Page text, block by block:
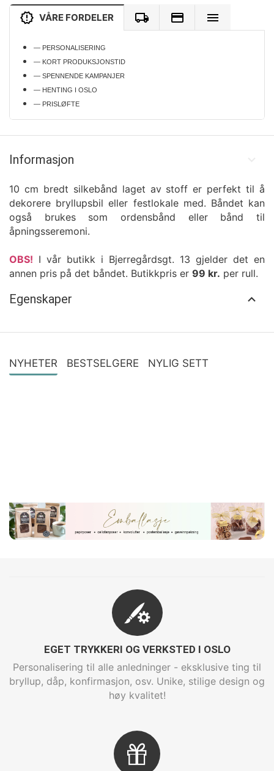
VÅRE FORDELER
— PERSONALISERING
— KORT PRODUKSJONSTID
— SPENNENDE KAMPANJER
— HENTING I OSLO
— PRISLØFTE
Informasjon
10 cm bredt silkebånd laget av stoff er perfekt til å
dekorere bryllupsbil eller festlokale med. Båndet kan
også brukes som ordensbånd eller bånd til
åpningsseremoni.
OBS! I vår butikk i Bjerregårdsgt. 13 gjelder det en
annen pris på det båndet. Butikkpris er 99 kr. per rull.
Egenskaper
NYHETER BESTSELGERE NYLIG SETT
EGET TRYKKERI OG VERKSTED I OSLO
Personalisering til alle anledninger - eksklusive ting til
bryllup, dåp, konfirmasjon, osv. Unike, stilige design og
høy kvalitet!